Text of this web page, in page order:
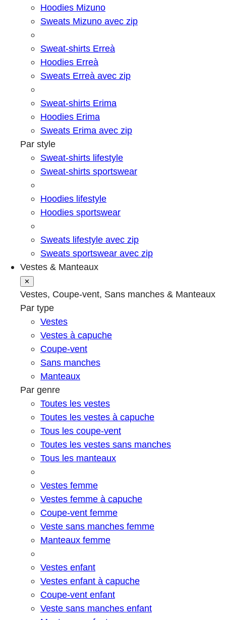
Hoodies Mizuno
Sweats Mizuno avec zip
Sweat-shirts Erreà
Hoodies Erreà
Sweats Erreà avec zip
Sweat-shirts Erima
Hoodies Erima
Sweats Erima avec zip
Par style
Sweat-shirts lifestyle
Sweat-shirts sportswear
Hoodies lifestyle
Hoodies sportswear
Sweats lifestyle avec zip
Sweats sportswear avec zip
Vestes & Manteaux
✕
Vestes, Coupe-vent, Sans manches & Manteaux
Par type
Vestes
Vestes à capuche
Coupe-vent
Sans manches
Manteaux
Par genre
Toutes les vestes
Toutes les vestes à capuche
Tous les coupe-vent
Toutes les vestes sans manches
Tous les manteaux
Vestes femme
Vestes femme à capuche
Coupe-vent femme
Veste sans manches femme
Manteaux femme
Vestes enfant
Vestes enfant à capuche
Coupe-vent enfant
Veste sans manches enfant